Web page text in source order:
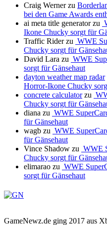
Craig Wernerzu
bei den Game Awards
ai meta title generatorzu
Ikone Chucky sorgt für
Traffic Riderzu WWE
Chucky sorgt für
David Lara zu WWE
sorgt für Gänsehaut
dayton weather map radar
Horror-Ikone Chucky
concrete calculatorzu
Chucky sorgt für
diana zu WWE
für Gänsehaut
wagb zu WWE
für Gänsehaut
Vince Shadow zu WWE
Chucky sorgt für
elimarao zu WWE
sorgt für Gänsehaut
GameNewz.de ging 2017 aus